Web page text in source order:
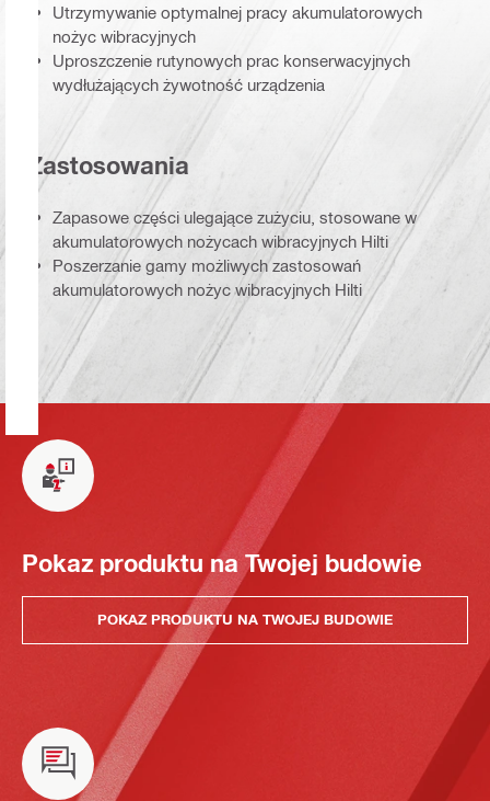
Utrzymywanie optymalnej pracy akumulatorowych
nożyc wibracyjnych
Uproszczenie rutynowych prac konserwacyjnych
wydłużających żywotność urządzenia
Zastosowania
Zapasowe części ulegające zużyciu, stosowane w
akumulatorowych nożycach wibracyjnych Hilti
Poszerzanie gamy możliwych zastosowań
akumulatorowych nożyc wibracyjnych Hilti
Pokaz produktu na Twojej budowie
POKAZ PRODUKTU NA TWOJEJ BUDOWIE